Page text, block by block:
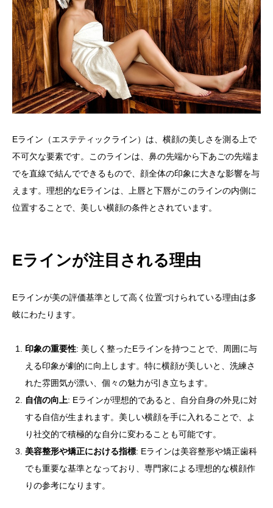
Eライン（エステティックライン）は、横顔の美しさを測る上で
不可欠な要素です。このラインは、鼻の先端から下あごの先端ま
でを直線で結んでできるもので、顔全体の印象に大きな影響を与
えます。理想的なEラインは、上唇と下唇がこのラインの内側に
位置することで、美しい横顔の条件とされています。
Eラインが注目される理由
Eラインが美の評価基準として高く位置づけられている理由は多
岐にわたります。
印象の重要性: 美しく整ったEラインを持つことで、周囲に与
える印象が劇的に向上します。特に横顔が美しいと、洗練さ
れた雰囲気が漂い、個々の魅力が引き立ちます。
自信の向上: Eラインが理想的であると、自分自身の外見に対
する自信が生まれます。美しい横顔を手に入れることで、よ
り社交的で積極的な自分に変わることも可能です。
美容整形や矯正における指標: Eラインは美容整形や矯正歯科
でも重要な基準となっており、専門家による理想的な横顔作
りの参考になります。